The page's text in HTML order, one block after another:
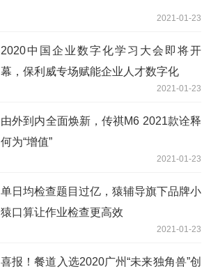
2021-01-23
2020中国企业数字化学习大会即将开
幕，保利威专场赋能企业人才数字化
2021-01-23
由外到内全面焕新，传祺M6 2021款诠释
何为“增值”
2021-01-23
单日均检查题目过亿，猿辅导旗下品牌小
猿口算让作业检查更高效
2021-01-23
喜报！餐道入选2020广州“未来独角兽”创